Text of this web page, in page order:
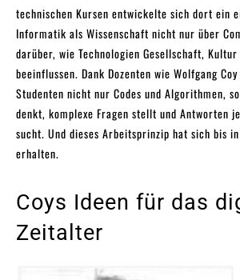
technischen Kursen entwickelte sich dort ein
Informatik als Wissenschaft nicht nur über
darüber, wie Technologien Gesellschaft,
beeinflussen. Dank Dozenten wie Wolfgang
Studenten nicht nur Codes und Algorithmen,
denkt, komplexe Fragen stellt und Antworten
sucht. Und dieses Arbeitsprinzip hat sich bis
erhalten.
Coys Ideen für das
Zeitalter